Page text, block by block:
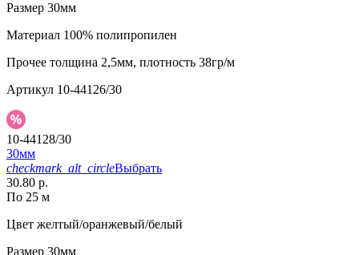
Размер 30мм
Материал 100% полипропилен
Прочее толщина 2,5мм, плотность 38гр/м
Артикул 10-44126/30
10-44128/30
30мм
checkmark_alt_circleВыбрать
30.80 р.
По 25 м
Цвет желтый/оранжевый/белый
Размер 30мм